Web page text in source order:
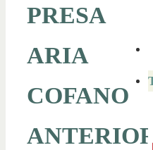
PRESA
ARIA
COFANO